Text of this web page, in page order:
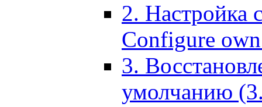
2. Настройка
Configure
3.
умолчанию